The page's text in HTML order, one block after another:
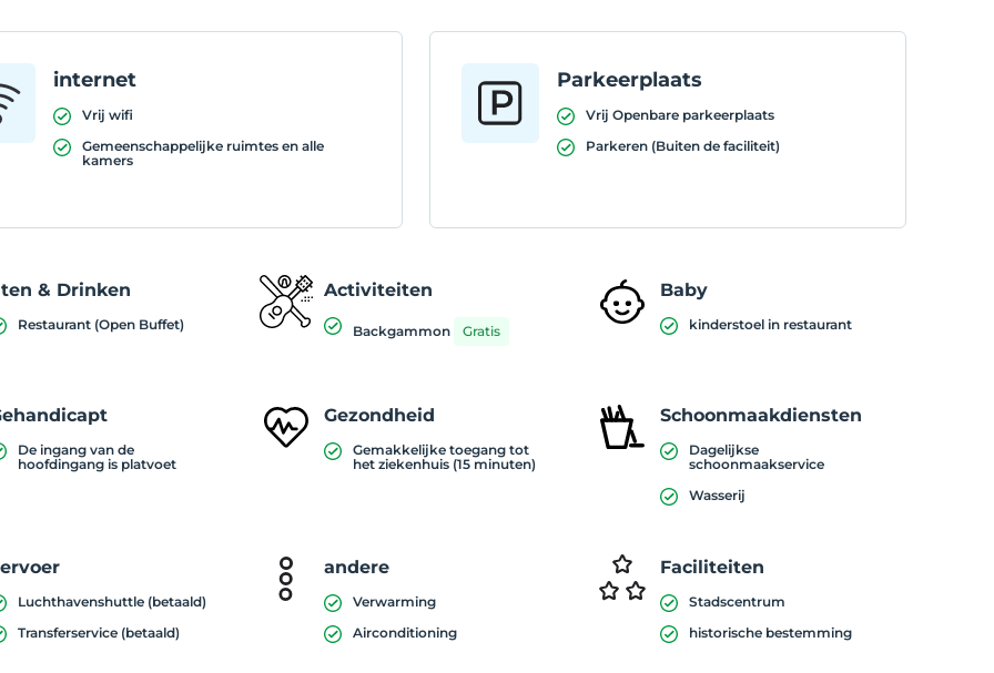
internet
Vrij wifi
Gemeenschappelijke ruimtes en alle
kamers
Parkeerplaats
Vrij Openbare parkeerplaats
Parkeren (Buiten de faciliteit)
& Drinken
Restaurant (Open Buffet)
Activiteiten
Backgammon Gratis
Baby
kinderstoel in restaurant
De ingang van de
hoofdingang is platvoet
Gezondheid
Gemakkelijke toegang tot
het ziekenhuis (15 minuten)
Schoonmaakdiensten
Dagelijkse
schoonmaakservice
Wasserij
Luchthavenshuttle (betaald)
Transferservice (betaald)
andere
Verwarming
Airconditioning
Faciliteiten
Stadscentrum
historische bestemming